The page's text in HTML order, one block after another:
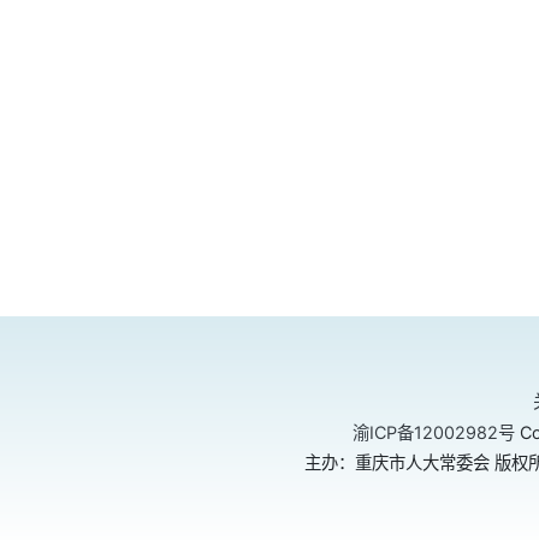
渝ICP备12002982号
主办：重庆市人大常委会 版